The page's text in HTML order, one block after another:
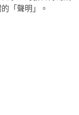
「聲明」。